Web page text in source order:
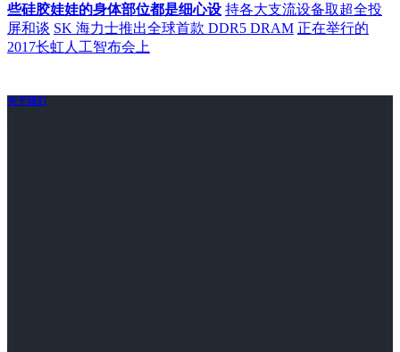
些硅胶娃娃的身体部位都是细心设 持各大支流设备取超全投
屏和谈 SK 海力士推出全球首款 DDR5 DRAM 正在举行的
2017长虹人工智布会上
关于我们